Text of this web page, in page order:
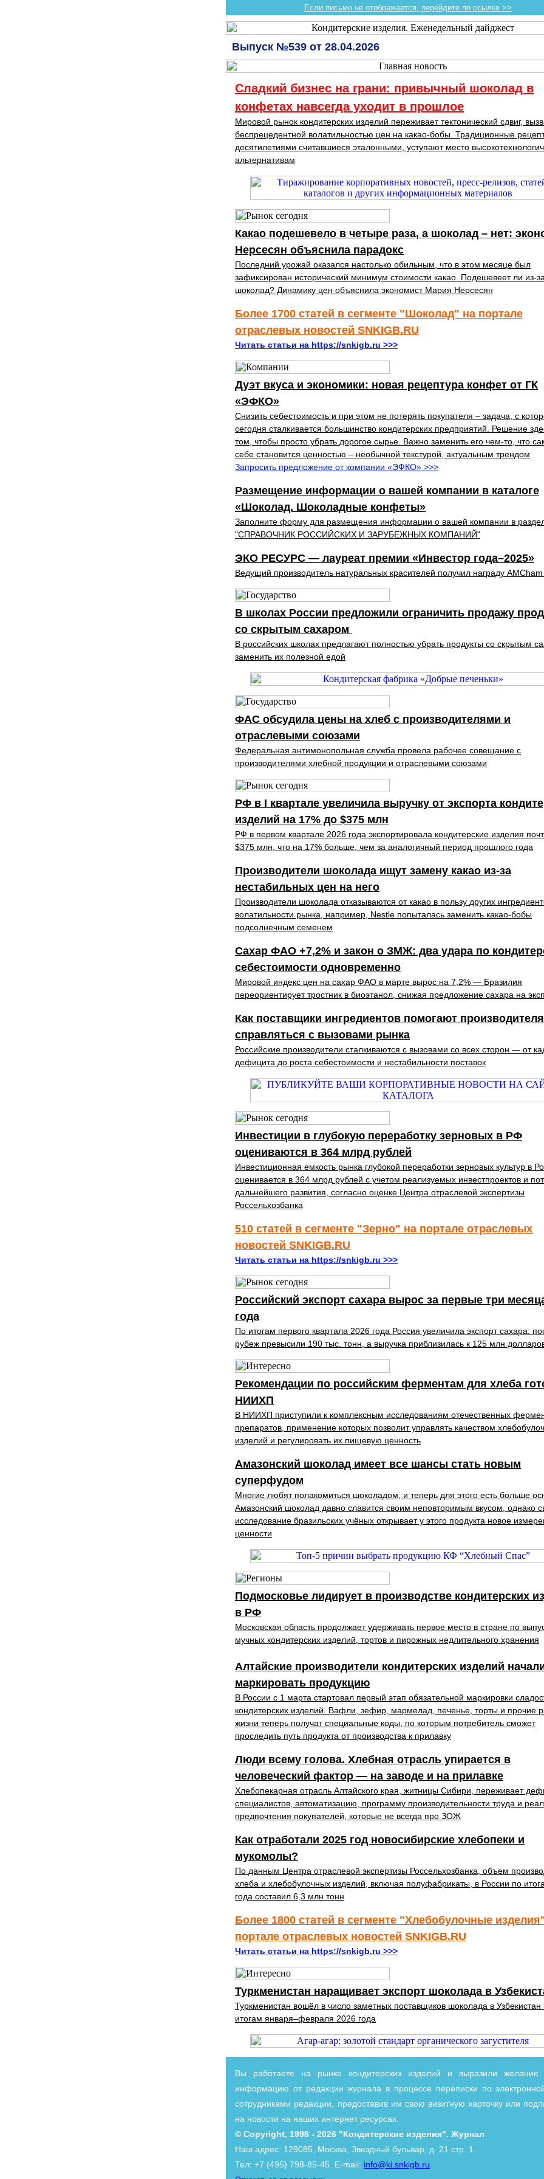
Если письмо не отображается, перейдите по ссылке >>
Выпуск №539 от 28.04.2026
Сладкий бизнес на грани: привычный шоколад в
конфетах навсегда уходит в прошлое
Мировой рынок кондитерских изделий переживает тектонический сдвиг,
беспрецедентной волатильностью цен на какао-бобы. Традиционные
десятилетиями считавшиеся эталонными, уступают место
альтернативам
Какао подешевело в четыре раза, а шоколад – нет:
Нерсесян объяснила парадокс
Последний урожай оказался настолько обильным, что в этом месяце был
зафиксирован исторический минимум стоимости какао. Подешевеет ли из-
шоколад? Динамику цен объяснила экономист Мария Нерсесян
Более 1700 статей в сегменте "Шоколад" на портале
отраслевых новостей SNKIGB.RU
Читать статьи на https://snkigb.ru >>>
Дуэт вкуса и экономики: новая рецептура конфет от ГК
«ЭФКО»
Снизить себестоимость и при этом не потерять покупателя – задача, с
сегодня сталкивается большинство кондитерских предприятий. Решение
том, чтобы просто убрать дорогое сырье. Важно заменить его чем-то, что
себе становится ценностью – необычной текстурой, актуальным трендом
Запросить предложение от компании «ЭФКО» >>>
Размещение информации о вашей компании в каталоге
«Шоколад. Шоколадные конфеты»
Заполните форму для размещения информации о вашей компании в
"СПРАВОЧНИК РОССИЙСКИХ И ЗАРУБЕЖНЫХ КОМПАНИЙ"
ЭКО РЕСУРС — лауреат премии «Инвестор года–2025»
Ведущий производитель натуральных красителей получил награду
В школах России предложили ограничить продажу
со скрытым сахаром
В российских школах предлагают полностью убрать продукты со скрытым
заменить их полезной едой
ФАС обсудила цены на хлеб с производителями и
отраслевыми союзами
Федеральная антимонопольная служба провела рабочее совещание с
производителями хлебной продукции и отраслевыми союзами
РФ в I квартале увеличила выручку от экспорта
изделий на 17% до $375 млн
РФ в первом квартале 2026 года экспортировала кондитерские изделия
$375 млн, что на 17% больше, чем за аналогичный период прошлого года
Производители шоколада ищут замену какао из-за
нестабильных цен на него
Производители шоколада отказываются от какао в пользу других
волатильности рынка, например, Nestle попыталась заменить какао-бобы
подсолнечным семенем
Сахар ФАО +7,2% и закон о ЗМЖ: два удара по
себестоимости одновременно
Мировой индекс цен на сахар ФАО в марте вырос на 7,2% — Бразилия
переориентирует тростник в биоэтанол, снижая предложение сахара на
Как поставщики ингредиентов помогают
справляться с вызовами рынка
Российские производители сталкиваются с вызовами со всех сторон — от
дефицита до роста себестоимости и нестабильности поставок
Инвестиции в глубокую переработку зерновых в РФ
оцениваются в 364 млрд рублей
Инвестиционная емкость рынка глубокой переработки зерновых культур в
оценивается в 364 млрд рублей с учетом реализуемых инвестпроектов и
дальнейшего развития, согласно оценке Центра отраслевой экспертизы
Россельхозбанка
510 статей в сегменте "Зерно" на портале отраслевых
новостей SNKIGB.RU
Читать статьи на https://snkigb.ru >>>
Российский экспорт сахара вырос за первые три
года
По итогам первого квартала 2026 года Россия увеличила экспорт сахара:
рубеж превысили 190 тыс. тонн, а выручка приблизилась к 125 млн
Рекомендации по российским ферментам для хлеба
НИИХП
В НИИХП приступили к комплексным исследованиям отечественных
препаратов, применение которых позволит управлять качеством
изделий и регулировать их пищевую ценность
Амазонский шоколад имеет все шансы стать новым
суперфудом
Многие любят полакомиться шоколадом, и теперь для этого есть больше
Амазонский шоколад давно славится своим неповторимым вкусом, однако
исследование бразильских учёных открывает у этого продукта новое
ценности
Подмосковье лидирует в производстве кондитерских
в РФ
Московская область продолжает удерживать первое место в стране по
мучных кондитерских изделий, тортов и пирожных недлительного хранения
Алтайские производители кондитерских изделий
маркировать продукцию
В России с 1 марта стартовал первый этап обязательной маркировки
кондитерских изделий. Вафли, зефир, мармелад, печенье, торты и прочие
жизни теперь получат специальные коды, по которым потребитель сможет
проследить путь продукта от производства к прилавку
Люди всему голова. Хлебная отрасль упирается в
человеческий фактор — на заводе и на прилавке
Хлебопекарная отрасль Алтайского края, житницы Сибири, переживает
специалистов, автоматизацию, программу производительности труда и
предпочтения покупателей, которые не всегда про ЗОЖ
Как отработали 2025 год новосибирские хлебопеки и
мукомолы?
По данным Центра отраслевой экспертизы Россельхозбанка, объем
хлеба и хлебобулочных изделий, включая полуфабрикаты, в России по
года составил 6,3 млн тонн
Более 1800 статей в сегменте "Хлебобулочные
портале отраслевых новостей SNKIGB.RU
Читать статьи на https://snkigb.ru >>>
Туркменистан наращивает экспорт шоколада в
Туркменистан вошёл в число заметных поставщиков шоколада в Узбекистан
итогам января–февраля 2026 года
Вы работаете на рынке кондитерских изделий и выразили желание
информацию от редакции журнала в процессе переписки по
сотрудниками редакции, предоставив им свою визитную карточку или
на новости на наших интернет ресурсах.
© Copyright, 1998 - 2026 "Кондитерские изделия". Журнал
Наш адрес: 129085, Москва, Звездный бульвар, д. 21 стр. 1.
Тел: +7 (495) 798-85-45. E-mail: info@ki.snkigb.ru